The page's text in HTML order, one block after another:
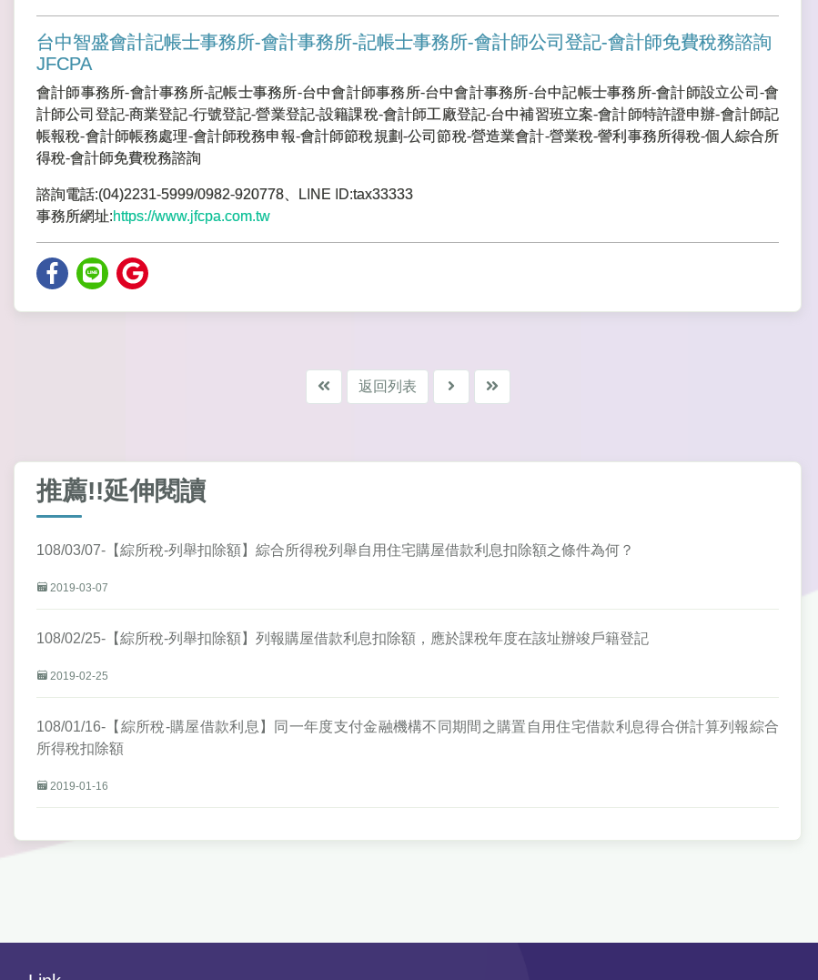
台中智盛會計記帳士事務所-會計事務所-記帳士事務所-會計師公司登記-會計師免費稅務諮詢
JFCPA
會計師事務所-會計事務所-記帳士事務所-台中會計師事務所-台中會計事務所-台中記帳士事務所-會計師設立公司-會
計師公司登記-商業登記-行號登記-營業登記-設籍課稅-會計師工廠登記-台中補習班立案-會計師特許證申辦-會計師記
帳報稅-會計師帳務處理-會計師稅務申報-會計師節稅規劃-公司節稅-營造業會計-營業稅-謍利事務所得稅-個人綜合所
得稅-會計師免費稅務諮詢
諮詢電話:(04)2231-5999/0982-920778、LINE ID:tax33333
事務所網址:https://www.jfcpa.com.tw
返回列表
推薦!!延伸閱讀
108/03/07-【綜所稅-列舉扣除額】綜合所得稅列舉自用住宅購屋借款利息扣除額之條件為何？
2019-03-07
108/02/25-【綜所稅-列舉扣除額】列報購屋借款利息扣除額，應於課稅年度在該址辦竣戶籍登記
2019-02-25
108/01/16-【綜所稅-購屋借款利息】同一年度支付金融機構不同期間之購置自用住宅借款利息得合併計算列報綜合
所得稅扣除額
2019-01-16